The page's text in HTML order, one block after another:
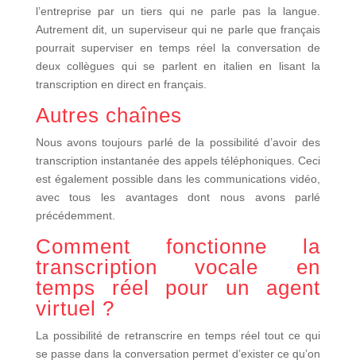
l’entreprise par un tiers qui ne parle pas la langue.
Autrement dit, un superviseur qui ne parle que français
pourrait superviser en temps réel la conversation de
deux collègues qui se parlent en italien en lisant la
transcription en direct en français.
Autres chaînes
Nous avons toujours parlé de la possibilité d’avoir des
transcription instantanée des appels téléphoniques. Ceci
est également possible dans les communications vidéo,
avec tous les avantages dont nous avons parlé
précédemment.
Comment fonctionne la
transcription vocale en
temps réel pour un agent
virtuel ?
La possibilité de retranscrire en temps réel tout ce qui
se passe dans la conversation permet d’exister ce qu’on